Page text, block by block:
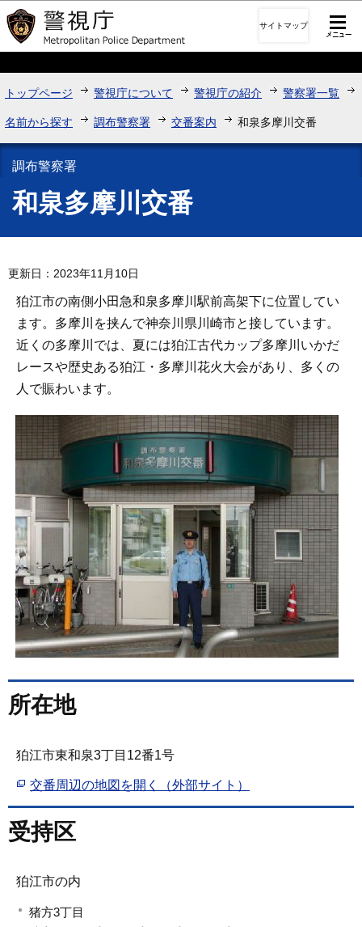
このページの本文へ移動
サイトマップ
トップページ 警視庁について 警視庁の紹介 警察署一覧
名前から探す 調布警察署 交番案内 和泉多摩川交番
調布警察署
和泉多摩川交番
更新日：2023年11月10日
狛江市の南側小田急和泉多摩川駅前高架下に位置してい
ます。多摩川を挟んで神奈川県川崎市と接しています。
近くの多摩川では、夏には狛江古代カップ多摩川いかだ
レースや歴史ある狛江・多摩川花火大会があり、多くの
人で賑わいます。
所在地
狛江市東和泉3丁目12番1号
交番周辺の地図を開く（外部サイト）
受持区
狛江市の内
猪方3丁目